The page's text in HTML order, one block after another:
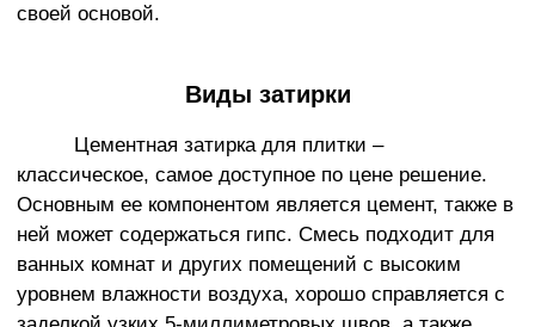
своей основой.
Виды затирки
Цементная затирка для плитки –
классическое, самое доступное по цене решение.
Основным ее компонентом является цемент, также в
ней может содержаться гипс. Смесь подходит для
ванных комнат и других помещений с высоким
уровнем влажности воздуха, хорошо справляется с